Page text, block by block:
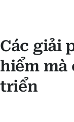
Các giải
hiểm mà
triển